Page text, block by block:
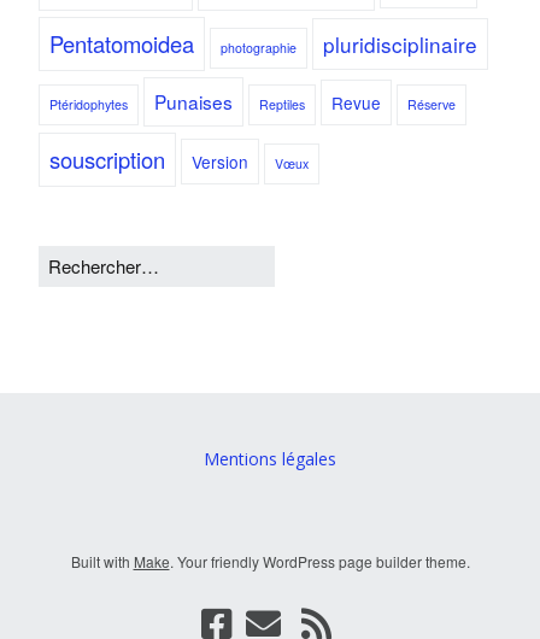
Pentatomoidea photographie pluridisciplinaire
Ptéridophytes Punaises Reptiles Revue Réserve
souscription Version Vœux
Mentions légales
Built with Make. Your friendly WordPress page builder theme.